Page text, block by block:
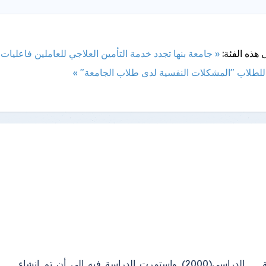
هذه الفئة: « جامعة بنها تجدد خدمة التأمين العلاجي للعاملين فاعليات
للطلاب "المشكلات النفسية لدى طلاب الجامعة" »